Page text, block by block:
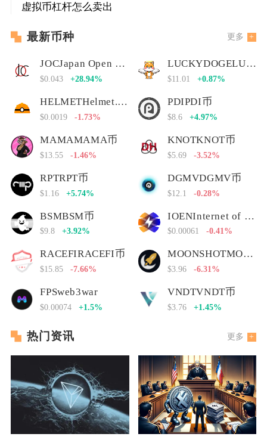
虚拟币杠杆怎么卖出
最新币种 更多
JOCJapan Open Chain
$0.043 +28.94%
LUCKYDOGELUCKYDOGE币
$11.01 +0.87%
HELMETHelmet.insure Governance Token
$0.0019 -1.73%
PDIPDI币
$8.6 +4.97%
MAMAMAMA币
$13.55 -1.46%
KNOTKNOT币
$5.69 -3.52%
RPTRPT币
$1.16 +5.74%
DGMVDGMV币
$12.1 -0.28%
BSMBSM币
$9.8 +3.92%
IOENInternet of Energy Network
$0.00061 -0.41%
RACEFIRACEFI币
$15.85 -7.66%
MOONSHOTMOONSHOT币
$3.96 -6.31%
FPSweb3war
$0.00074 +1.5%
VNDTVNDT币
$3.76 +1.45%
热门资讯 更多